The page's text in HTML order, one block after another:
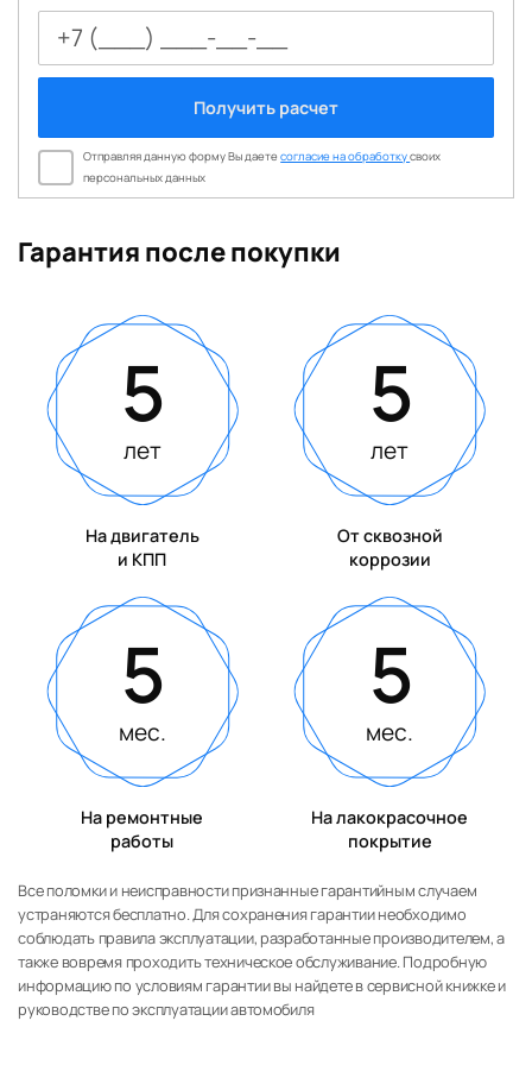
Получить расчет
Отправляя данную форму Вы даетесогласие на обработкусвоих
персональных данных
Гарантия после покупки
5
лет
На двигатель
и КПП
5
лет
От сквозной
коррозии
5
мес.
На ремонтные
работы
5
мес.
На лакокрасочное
покрытие
Все поломки и неисправности признанные гарантийным случаем
устраняются бесплатно. Для сохранения гарантии необходимо
соблюдать правила эксплуатации, разработанные производителем, а
также вовремя проходить техническое обслуживание. Подробную
информацию по условиям гарантии вы найдете в сервисной книжке и
руководстве по эксплуатации автомобиля